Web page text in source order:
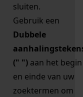
sluiten.
Gebruik een
Dubbele
(" ") aan het begin
en einde van uw
zoektermen om